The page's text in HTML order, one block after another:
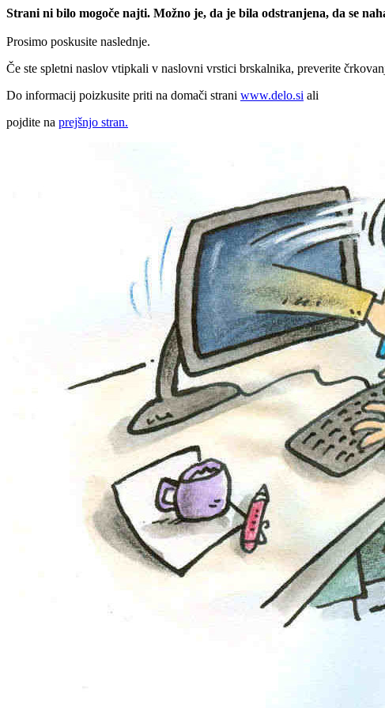
Strani ni bilo mogoče najti. Možno je, da je bila odstranjena, da se
Prosimo poskusite naslednje.
Če ste spletni naslov vtipkali v naslovni vrstici brskalnika, preverite
Do informacij poizkusite priti na domači strani www.delo.si ali
pojdite na prejšnjo stran.